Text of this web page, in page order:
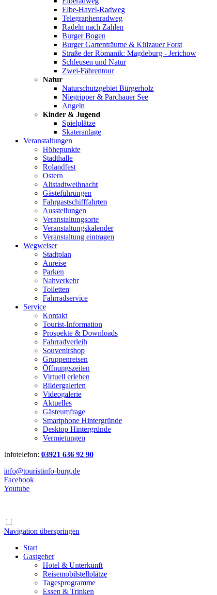
Elbe-Havel-Radweg
Telegraphenradweg
Radeln nach Zahlen
Burger Bogen
Burger Gartenträume & Külzauer Forst
Straße der Romanik: Magdeburg - Jerichow
Schleusen und Natur
Zwei-Fährentour
Natur
Naturschutzgebiet Bürgerholz
Niegripper & Parchauer See
Angeln
Kinder & Jugend
Spielplätze
Skateranlage
Veranstaltungen
Höhepunkte
Stadthalle
Rolandfest
Ostern
Altstadtweihnacht
Gästeführungen
Fahrgastschifffahrten
Ausstellungen
Veranstaltungsorte
Veranstaltungskalender
Veranstaltung eintragen
Wegweiser
Stadtplan
Anreise
Parken
Nahverkehr
Toiletten
Fahrradservice
Service
Kontakt
Tourist-Information
Prospekte & Downloads
Fahrradverleih
Souvenirshop
Gruppenreisen
Öffnungszeiten
Virtuell erleben
Bildergalerien
Videogalerie
Aktuelles
Gästeumfrage
Smartphone Hintergründe
Desktop Hintergründe
Vermietungen
Infotelefon: 03921 636 92 90
info@touristinfo-burg.de
Facebook
Youtube
Navigation überspringen
Start
Gastgeber
Hotel & Unterkunft
Reisemobilstellplätze
Tagesprogramme
Essen & Trinken